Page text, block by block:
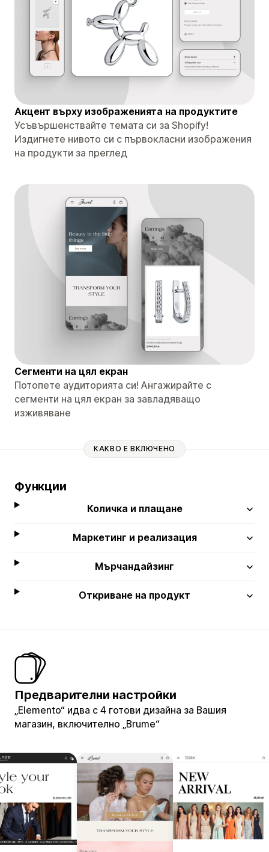
Акцент върху изображенията на продуктите
Усъвършенствайте темата си за Shopify!
Издигнете нивото си с първокласни изображения
на продукти за преглед
Сегменти на цял екран
Потопете аудиторията си! Ангажирайте с
сегменти на цял екран за завладяващо
изживяване
КАКВО Е ВКЛЮЧЕНО
Функции
Количка и плащане
Маркетинг и реализация
Мърчандайзинг
Откриване на продукт
Предварителни настройки
„Elemento“ идва с 4 готови дизайна за Вашия
магазин, включително „Brume“